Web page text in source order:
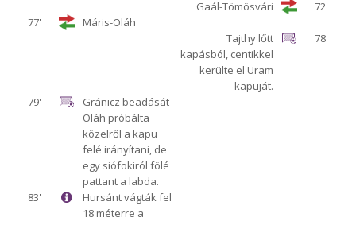
72'
Gaál-Tömösvári
77'
Máris-Oláh
78'
Tajthy lőtt
kapásból, centikkel
kerülte el Uram
kapuját.
79'
Gránicz beadását
Oláh próbálta
közelről a kapu
felé irányítani, de
egy siófokiról fölé
pattant a labda.
83'
Hursánt vágták fel
18 méterre a